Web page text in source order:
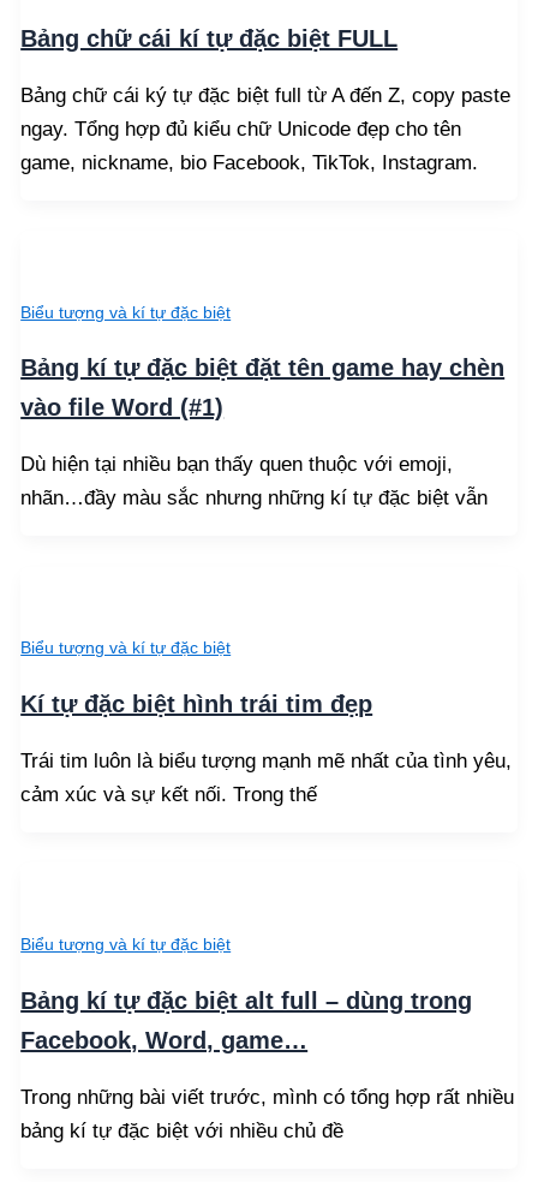
Bảng chữ cái kí tự đặc biệt FULL
Bảng chữ cái ký tự đặc biệt full từ A đến Z, copy paste
ngay. Tổng hợp đủ kiểu chữ Unicode đẹp cho tên
game, nickname, bio Facebook, TikTok, Instagram.
Biểu tượng và kí tự đặc biệt
Bảng kí tự đặc biệt đặt tên game hay chèn
vào file Word (#1)
Dù hiện tại nhiều bạn thấy quen thuộc với emoji,
nhãn…đầy màu sắc nhưng những kí tự đặc biệt vẫn
Biểu tượng và kí tự đặc biệt
Kí tự đặc biệt hình trái tim đẹp
Trái tim luôn là biểu tượng mạnh mẽ nhất của tình yêu,
cảm xúc và sự kết nối. Trong thế
Biểu tượng và kí tự đặc biệt
Bảng kí tự đặc biệt alt full – dùng trong
Facebook, Word, game…
Trong những bài viết trước, mình có tổng hợp rất nhiều
bảng kí tự đặc biệt với nhiều chủ đề